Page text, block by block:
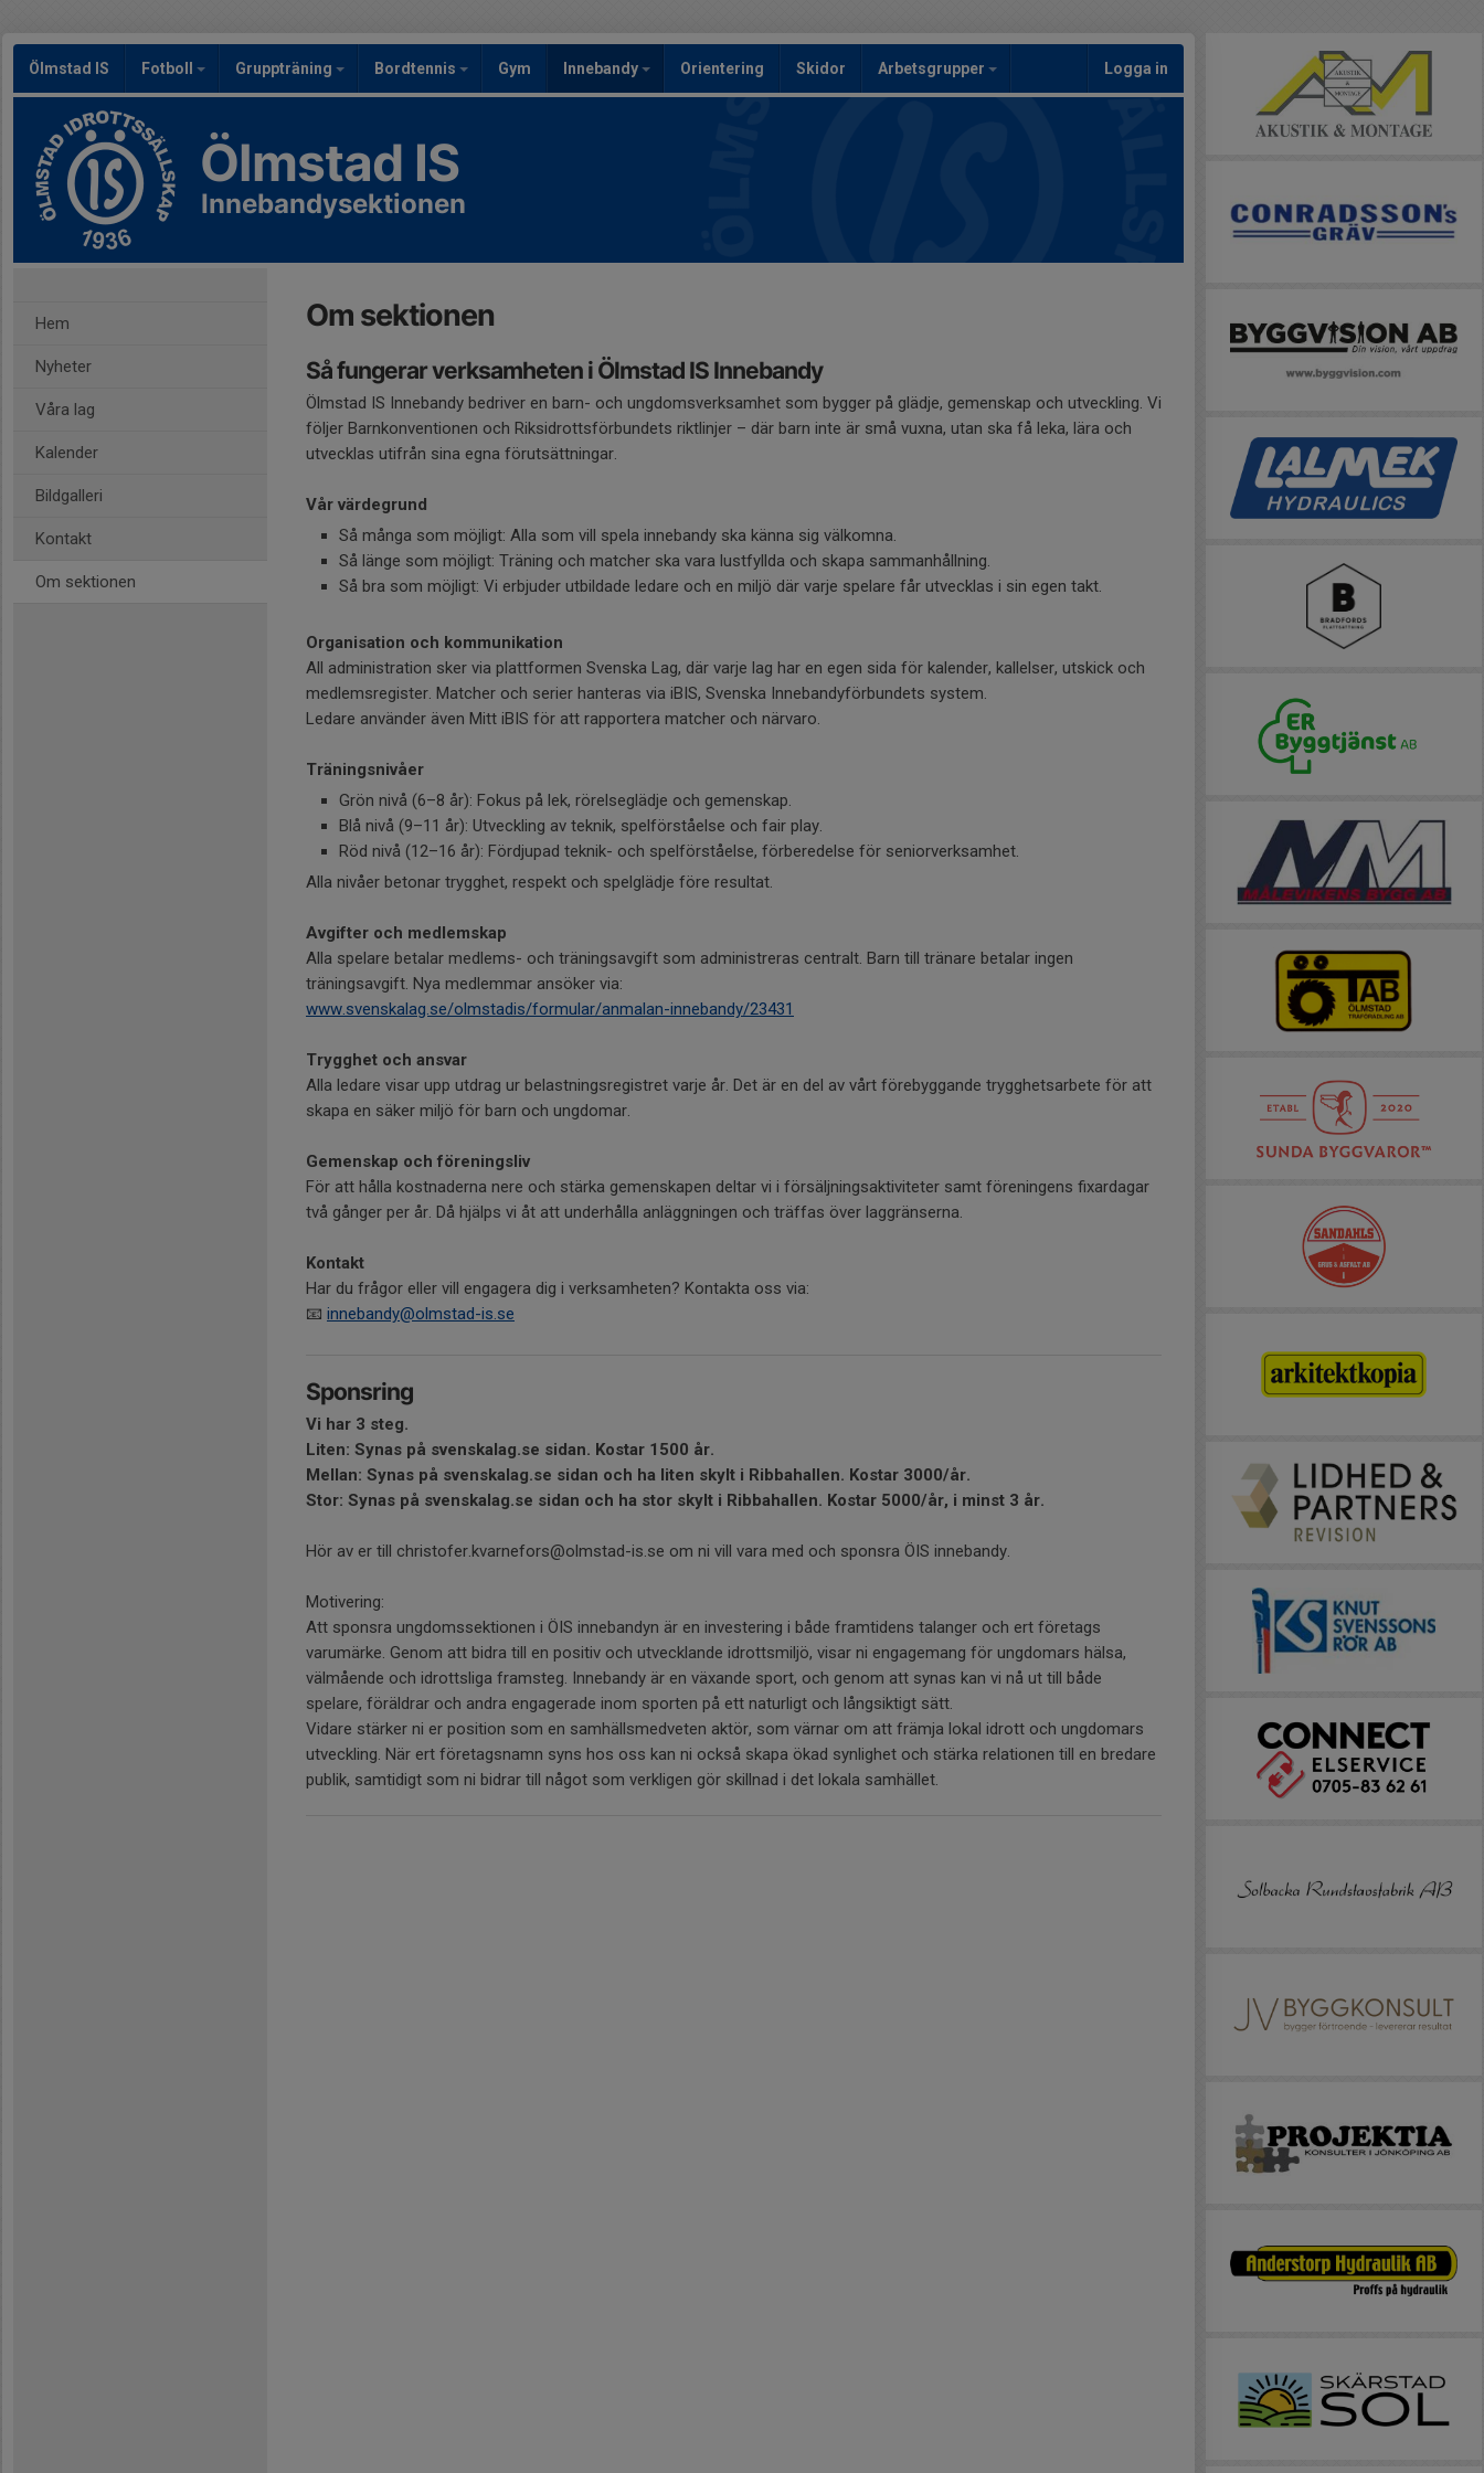
Ölmstad IS Fotboll Gruppträning Bordtennis Gym Innebandy Orientering Skidor Arbetsgrupper Logga in
Ölmstad IS
Innebandysektionen
Hem
Nyheter
Våra lag
Kalender
Bildgalleri
Kontakt
Om sektionen
Om sektionen
Så fungerar verksamheten i Ölmstad IS Innebandy
Ölmstad IS Innebandy bedriver en barn- och ungdomsverksamhet som bygger på glädje, gemenskap och utveckling. Vi
följer Barnkonventionen och Riksidrottsförbundets riktlinjer – där barn inte är små vuxna, utan ska få leka, lära och
utvecklas utifrån sina egna förutsättningar.
Vår värdegrund
Så många som möjligt: Alla som vill spela innebandy ska känna sig välkomna.
Så länge som möjligt: Träning och matcher ska vara lustfyllda och skapa sammanhållning.
Så bra som möjligt: Vi erbjuder utbildade ledare och en miljö där varje spelare får utvecklas i sin egen takt.
Organisation och kommunikation
All administration sker via plattformen Svenska Lag, där varje lag har en egen sida för kalender, kallelser, utskick och
medlemsregister. Matcher och serier hanteras via iBIS, Svenska Innebandyförbundets system.
Ledare använder även Mitt iBIS för att rapportera matcher och närvaro.
Träningsnivåer
Grön nivå (6–8 år): Fokus på lek, rörelseglädje och gemenskap.
Blå nivå (9–11 år): Utveckling av teknik, spelförståelse och fair play.
Röd nivå (12–16 år): Fördjupad teknik- och spelförståelse, förberedelse för seniorverksamhet.
Alla nivåer betonar trygghet, respekt och spelglädje före resultat.
Avgifter och medlemskap
Alla spelare betalar medlems- och träningsavgift som administreras centralt. Barn till tränare betalar ingen
träningsavgift. Nya medlemmar ansöker via:
www.svenskalag.se/olmstadis/formular/anmalan-innebandy/23431
Trygghet och ansvar
Alla ledare visar upp utdrag ur belastningsregistret varje år. Det är en del av vårt förebyggande trygghetsarbete för att
skapa en säker miljö för barn och ungdomar.
Gemenskap och föreningsliv
För att hålla kostnaderna nere och stärka gemenskapen deltar vi i försäljningsaktiviteter samt föreningens fixardagar
två gånger per år. Då hjälps vi åt att underhålla anläggningen och träffas över laggränserna.
Kontakt
Har du frågor eller vill engagera dig i verksamheten? Kontakta oss via:
📧 innebandy@olmstad-is.se
Sponsring
Vi har 3 steg.
Liten: Synas på svenskalag.se sidan. Kostar 1500 år.
Mellan: Synas på svenskalag.se sidan och ha liten skylt i Ribbahallen. Kostar 3000/år.
Stor: Synas på svenskalag.se sidan och ha stor skylt i Ribbahallen. Kostar 5000/år, i minst 3 år.
Hör av er till christofer.kvarnefors@olmstad-is.se om ni vill vara med och sponsra ÖIS innebandy.
Motivering:
Att sponsra ungdomssektionen i ÖIS innebandyn är en investering i både framtidens talanger och ert företags
varumärke. Genom att bidra till en positiv och utvecklande idrottsmiljö, visar ni engagemang för ungdomars hälsa,
välmående och idrottsliga framsteg. Innebandy är en växande sport, och genom att synas kan vi nå ut till både
spelare, föräldrar och andra engagerade inom sporten på ett naturligt och långsiktigt sätt.
Vidare stärker ni er position som en samhällsmedveten aktör, som värnar om att främja lokal idrott och ungdomars
utveckling. När ert företagsnamn syns hos oss kan ni också skapa ökad synlighet och stärka relationen till en bredare
publik, samtidigt som ni bidrar till något som verkligen gör skillnad i det lokala samhället.